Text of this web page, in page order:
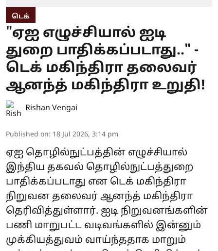
டெக்
"ஏஐ எழுச்சியால் ஐடி
துறை பாதிக்கப்படாது.." -
டெக் மகிந்திரா தலைவர்
ஆனந்த் மகிந்திரா உறுதி!
Rishan Vengai
Published on: 18 Jul 2026, 3:14 pm
ஏஐ தொழில்நுட்பத்தின் எழுச்சியால்
இந்திய தகவல் தொழில்நுட்பத்துறை
பாதிக்கப்படாது என டெக் மகிந்திரா
நிறுவன தலைவர் ஆனந்த் மகிந்திரா
தெரிவித்துள்ளார். ஐடி நிறுவனங்களின்
பணி மாறுபட்ட வடிவங்களில் இன்னும்
முக்கியத்துவம் வாய்ந்ததாக மாறும்